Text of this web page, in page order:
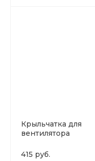
Крыльчатка для
вентилятора
415 руб.